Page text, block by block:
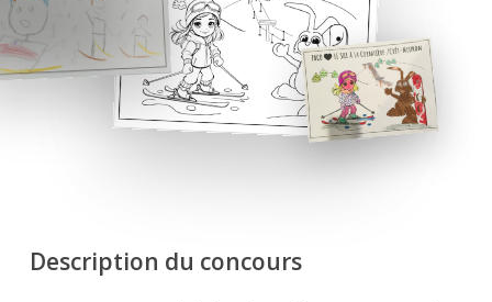
Description du concours